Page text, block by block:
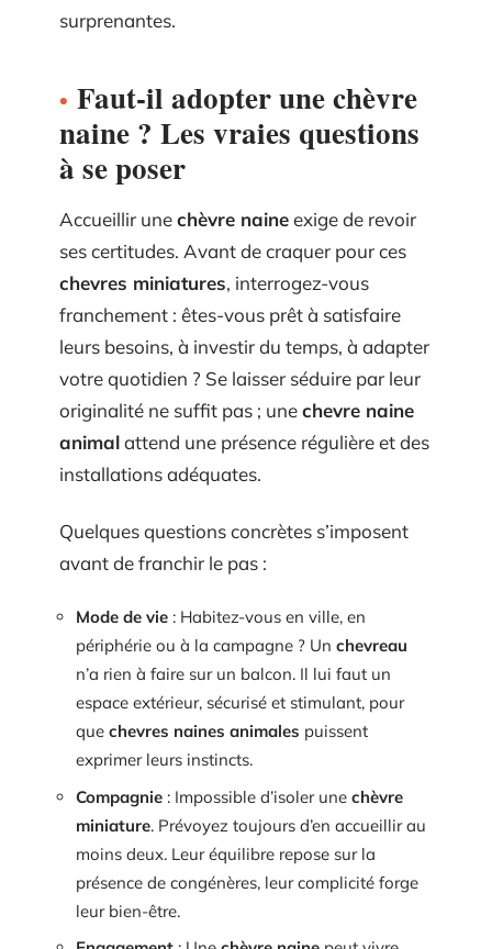
surprenantes.
Faut-il adopter une chèvre
naine ? Les vraies questions
à se poser
Accueillir unechèvre naineexige de revoir
ses certitudes. Avant de craquer pour ces
chevres miniatures, interrogez-vous
franchement : êtes-vous prêt à satisfaire
leurs besoins, à investir du temps, à adapter
votre quotidien ? Se laisser séduire par leur
originalité ne suffit pas ; unechevre naine
animalattend une présence régulière et des
installations adéquates.
Quelques questions concrètes s’imposent
avant de franchir le pas :
Mode de vie : Habitez-vous en ville, en
périphérie ou à la campagne ? Un chevreau
n’a rien à faire sur un balcon. Il lui faut un
espace extérieur, sécurisé et stimulant, pour
que chevres naines animales puissent
exprimer leurs instincts.
Compagnie : Impossible d’isoler une chèvre
miniature. Prévoyez toujours d’en accueillir au
moins deux. Leur équilibre repose sur la
présence de congénères, leur complicité forge
leur bien-être.